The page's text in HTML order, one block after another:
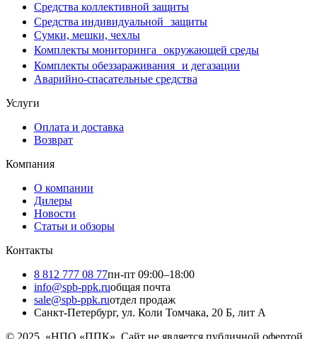
Средства коллективной защиты
Средства индивидуальной защиты
Сумки, мешки, чехлы
Комплекты мониторинга окружающей среды
Комплекты обеззараживания и дегазации
Аварийно-спасательные средства
Услуги
Оплата и доставка
Возврат
Компания
О компании
Дилеры
Новости
Статьи и обзоры
Контакты
8 812 777 08 77пн-пт 09:00–18:00
info@spb-ppk.ruобщая почта
sale@spb-ppk.ruотдел продаж
Санкт-Петербург, ул. Коли Томчака, 20 Б, лит А
© 2025. «НПО «ППК». Сайт не является публичной офертой.